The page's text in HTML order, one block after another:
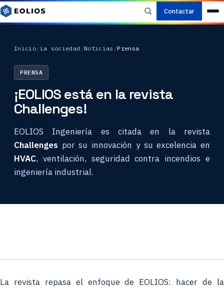
Contactar
Inicio/ La sociedad /Noticias /Prensa
PRENSA
¡EOLIOS está en la revista
Challenges!
EOLIOS Ingeniería es citada en la revista
Challenges por su innovación y su excelencia en
HVAC, ventilación, seguridad contra incendios e
ingeniería industrial.
La revista repasa el enfoque de EOLIOS: hacer de la